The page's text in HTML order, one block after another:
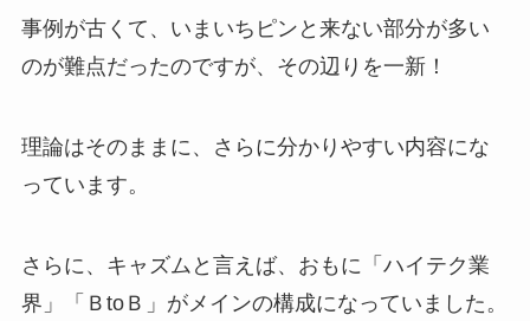
事例が古くて、いまいちピンと来ない部分が多い
のが難点だったのですが、その辺りを一新！
理論はそのままに、さらに分かりやすい内容にな
っています。
さらに、キャズムと言えば、おもに「ハイテク業
界」「ＢtoＢ」がメインの構成になっていました。